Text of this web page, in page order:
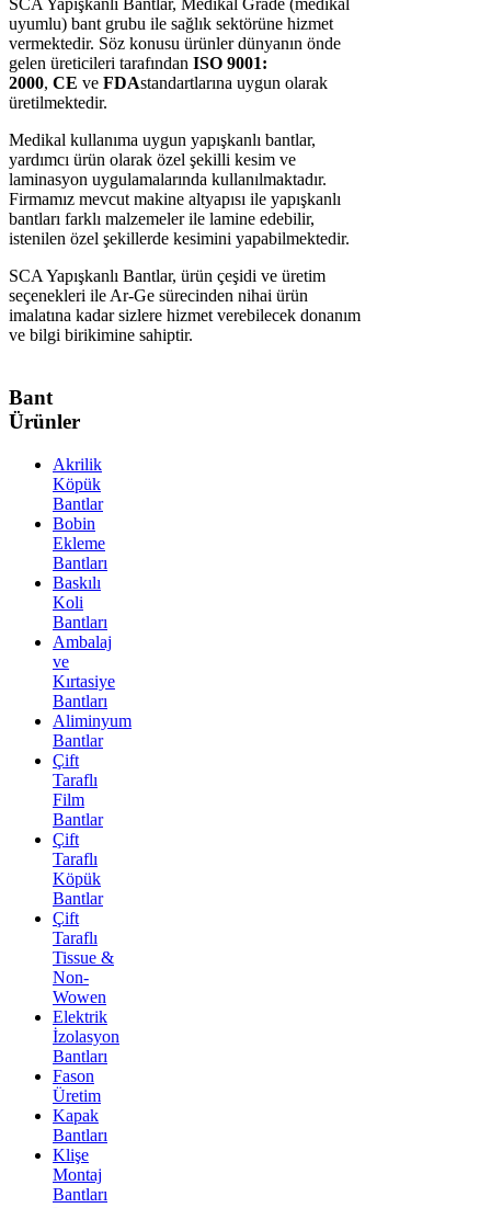
SCA Yapışkanlı Bantlar, Medikal Grade (medikal
uyumlu) bant grubu ile sağlık sektörüne hizmet
vermektedir. Söz konusu ürünler dünyanın önde
gelen üreticileri tarafından ISO 9001:
2000, CE ve FDAstandartlarına uygun olarak
üretilmektedir.
Medikal kullanıma uygun yapışkanlı bantlar,
yardımcı ürün olarak özel şekilli kesim ve
laminasyon uygulamalarında kullanılmaktadır.
Firmamız mevcut makine altyapısı ile yapışkanlı
bantları farklı malzemeler ile lamine edebilir,
istenilen özel şekillerde kesimini yapabilmektedir.
SCA Yapışkanlı Bantlar, ürün çeşidi ve üretim
seçenekleri ile Ar-Ge sürecinden nihai ürün
imalatına kadar sizlere hizmet verebilecek donanım
ve bilgi birikimine sahiptir.
Bant
Ürünler
Akrilik
Köpük
Bantlar
Bobin
Ekleme
Bantları
Baskılı
Koli
Bantları
Ambalaj
ve
Kırtasiye
Bantları
Aliminyum
Bantlar
Çift
Taraflı
Film
Bantlar
Çift
Taraflı
Köpük
Bantlar
Çift
Taraflı
Tissue &
Non-
Wowen
Elektrik
İzolasyon
Bantları
Fason
Üretim
Kapak
Bantları
Klişe
Montaj
Bantları